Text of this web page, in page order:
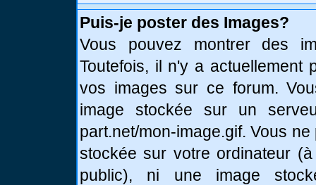
Puis-je poster des Images?
Vous pouvez montrer des
Toutefois, il n'y a actuellement
vos images sur ce forum.
image stockée sur un
part.net/mon-image.gif. Vous
stockée sur votre ordinateur
public), ni une image